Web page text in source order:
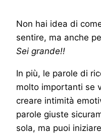
Non hai idea di
sentire, ma anche
Sei grande!!
In più, le parole di
molto importanti se
creare intimità
parole giuste
sola, ma puoi